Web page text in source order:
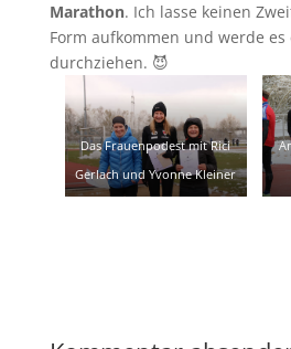
Marathon. Ich lasse keinen
Form aufkommen und werde
durchziehen. 😈
Das Frauenpodest mit Rici
Gerlach und Yvonne Kleiner